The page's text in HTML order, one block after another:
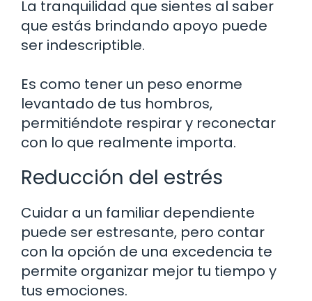
La tranquilidad que sientes al saber
que estás brindando apoyo puede
ser indescriptible.
Es como tener un peso enorme
levantado de tus hombros,
permitiéndote respirar y reconectar
con lo que realmente importa.
Reducción del estrés
Cuidar a un familiar dependiente
puede ser estresante, pero contar
con la opción de una excedencia te
permite organizar mejor tu tiempo y
tus emociones.